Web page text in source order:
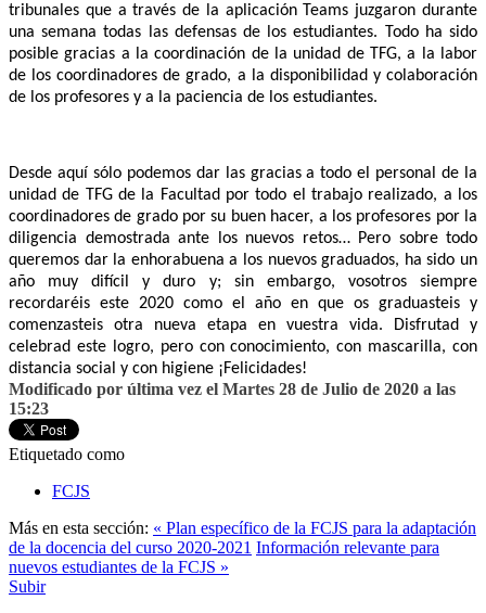
tribunales que a través de la aplicación Teams juzgaron durante
una semana todas las defensas de los estudiantes. Todo ha sido
posible gracias a la coordinación de la unidad de TFG, a la labor
de los coordinadores de grado, a la disponibilidad y colaboración
de los profesores y a la paciencia de los estudiantes.
Desde aquí sólo podemos dar las gracias a todo el personal de la
unidad de TFG de la Facultad por todo el trabajo realizado, a los
coordinadores de grado por su buen hacer, a los profesores por la
diligencia demostrada ante los nuevos retos… Pero sobre todo
queremos dar la enhorabuena a los nuevos graduados, ha sido un
año muy difícil y duro y; sin embargo, vosotros siempre
recordaréis este 2020 como el año en que os graduasteis y
comenzasteis otra nueva etapa en vuestra vida. Disfrutad y
celebrad este logro, pero con conocimiento, con mascarilla, con
distancia social y con higiene ¡Felicidades!
Modificado por última vez el Martes 28 de Julio de 2020 a las
15:23
Etiquetado como
FCJS
Más en esta sección: « Plan específico de la FCJS para la adaptación
de la docencia del curso 2020-2021 Información relevante para
nuevos estudiantes de la FCJS »
Subir